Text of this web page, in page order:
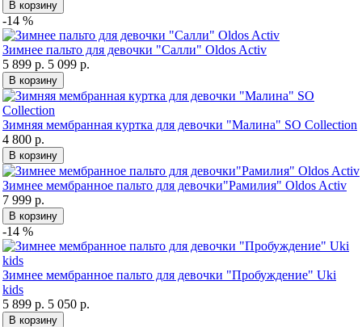
В корзину
-14 %
Зимнее пальто для девочки "Салли" Oldos Activ
5 899 р. 5 099 р.
В корзину
Зимняя мембранная куртка для девочки "Малина" SO Collection
4 800 р.
В корзину
Зимнее мембранное пальто для девочки"Рамилия" Oldos Activ
7 999 р.
В корзину
-14 %
Зимнее мембранное пальто для девочки "Пробуждение" Uki
kids
5 899 р. 5 050 р.
В корзину